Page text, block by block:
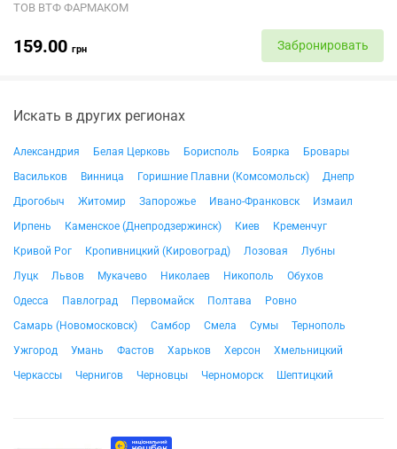
ТОВ ВТФ ФАРМАКОМ
159.00 грн Забронировать
Искать в других регионах
Александрия Белая Церковь Борисполь Боярка
Бровары
Васильков
Винница Горишние Плавни (Комсомольск)
Днепр
Дрогобыч
Житомир Запорожье Ивано-Франковск
Измаил
Ирпень
Каменское (Днепродзержинск) Киев
Кременчуг
Кривой Рог
Кропивницкий (Кировоград) Лозовая
Лубны
Луцк
Львов Мукачево Николаев Никополь
Обухов
Одесса
Павлоград Первомайск Полтава
Ровно
Самарь (Новомосковск)
Самбор Смела Сумы
Тернополь
Ужгород
Умань Фастов Харьков Херсон
Хмельницкий
Черкассы
Чернигов Черновцы Черноморск Шептицкий